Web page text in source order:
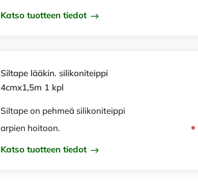
Katso tuotteen tiedot
Siltape lääkin. silikoniteippi
4cmx1,5m 1 kpl
Siltape on pehmeä silikoniteippi
arpien hoitoon.
Katso tuotteen tiedot